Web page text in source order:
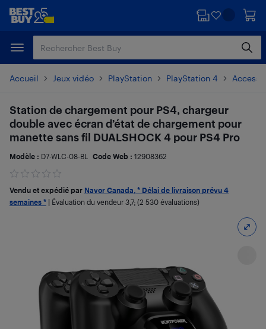
Passer
principal
Passer
Accueil Jeux vidéo PlayStation PlayStation 4
Station de chargement pour PS4, chargeur
double avec écran d’état de chargement pour
manette sans fil DUALSHOCK 4 pour PS4 Pro
Modèle : D7-WLC-08-BL Code Web : 12908362
Vendu et expédié par Navor Canada, * Délai de livraison prévu 4
semaines *
Évaluation du vendeur 3,7; (2 530 évaluations)